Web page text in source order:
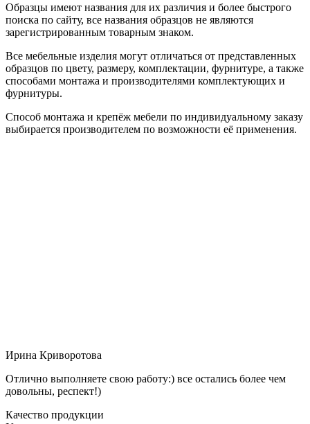
Образцы имеют названия для их различия и более быстрого
поиска по сайту, все названия образцов не являются
зарегистрированным товарным знаком.
Все мебельные изделия могут отличаться от представленных
образцов по цвету, размеру, комплектации, фурнитуре, а также
способами монтажа и производителями комплектующих и
фурнитуры.
Способ монтажа и крепёж мебели по индивидуальному заказу
выбирается производителем по возможности её применения.
Ирина Криворотова
Отлично выполняете свою работу:) все остались более чем
довольны, респект!)
Качество продукции